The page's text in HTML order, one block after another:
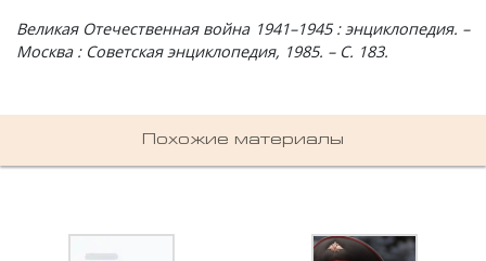
Великая Отечественная война 1941–1945 : энциклопедия. –
Москва : Советская энциклопедия, 1985. – С. 183.
Похожие материалы
Микшино, деревня
Мишнево, деревня